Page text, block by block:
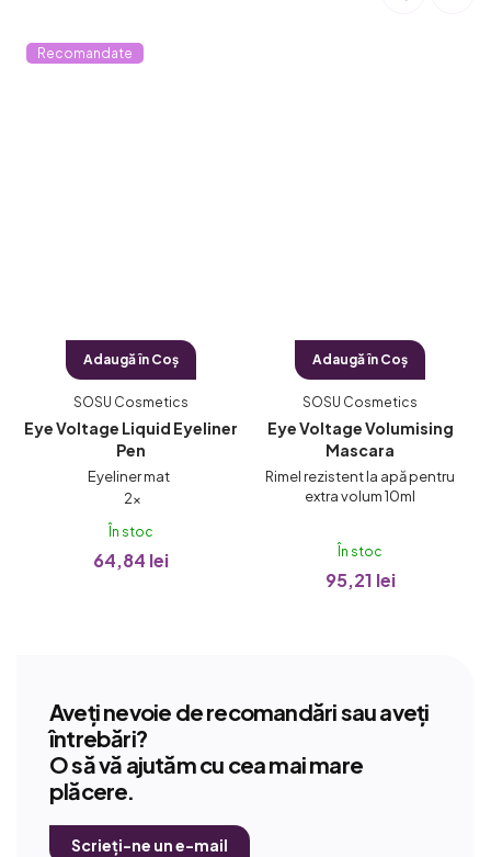
Recomandate
Eye Voltage Liquid Eyeliner
Pen
SOSU Cosmetics
Evaluarea
medie
produsului
2×
În stoc
64,84 lei
Adaugă în Coş
Eyeliner mat
Eye Voltage Volumising
Mascara
SOSU Cosmetics
În stoc
95,21 lei
Adaugă în Coş
Rimel rezistent la apă pentru
extra volum 10ml
Aveți nevoie de recomandări sau aveți
întrebări?
O să vă ajutăm cu cea mai mare
plăcere.
Scrieți-ne un e-mail